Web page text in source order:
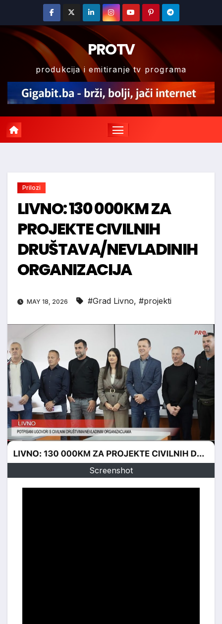
content
PROTV
produkcija i emitiranje tv programa
Prilozi
LIVNO: 130 000KM ZA
PROJEKTE CIVILNIH
DRUŠTAVA/NEVLADINIH
ORGANIZACIJA
MAY 18, 2026 #Grad Livno, #projekti
Screenshot